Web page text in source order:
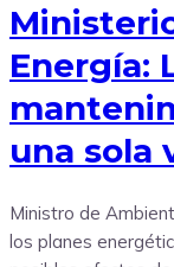
Energía:
una sola
Ministro de
los planes